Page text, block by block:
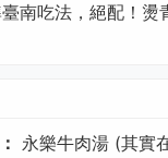
南吃法，絕配！燙
永樂牛肉湯 (其實